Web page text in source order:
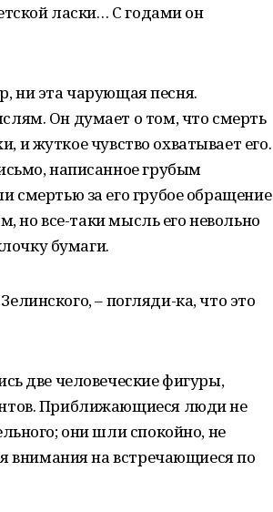
ласки… С годами он
ни эта чарующая песня.
Он думает о том, что смерть
и жуткое чувство охватывает его.
написанное грубым
за его грубое обращение
но все-таки мысль его невольно
бумаги.
– погляди-ка, что это
две человеческие фигуры,
Приближающиеся люди не
они шли спокойно, не
внимания на встречающиеся по